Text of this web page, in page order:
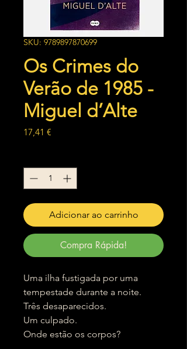
SKU: 9789897870699
Os Crimes do
Verão de 1985 -
Miguel d’Alte
17,41 €
Adicionar ao carrinho
Compra Rápida!
Uma ilha fustigada por uma
tempestade durante a noite.
Três desaparecidos.
Um culpado.
Onde estão os corpos?